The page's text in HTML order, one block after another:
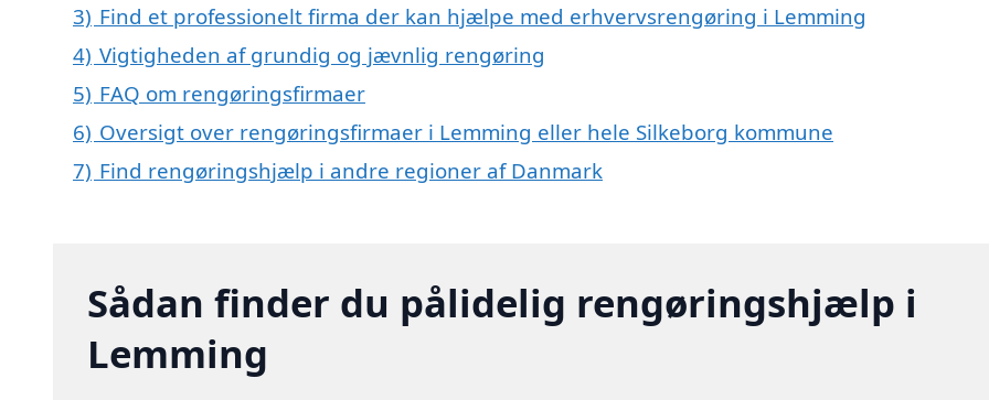
3) Find et professionelt firma der kan hjælpe med erhvervsrengøring i Lemming
4) Vigtigheden af grundig og jævnlig rengøring
5) FAQ om rengøringsfirmaer
6) Oversigt over rengøringsfirmaer i Lemming eller hele Silkeborg kommune
7) Find rengøringshjælp i andre regioner af Danmark
Sådan finder du pålidelig rengøringshjælp i
Lemming